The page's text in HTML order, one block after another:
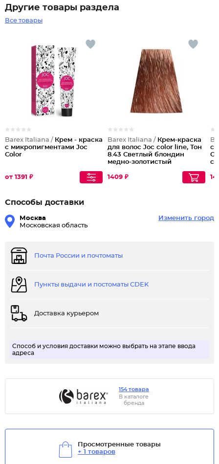
Другие товары раздела
Все товары
Barex Italiana / Крем - краска
с микропигментами Joc
Color
от 1391 ₽
Barex Italiana / Крем-краска
для волос Joc color line, Тон
8.43 Светлый блондин
медно-золотистый
1409 ₽
с
Способы доставки
Москва
Московская область
Изменить город
Почта России и почтоматы
Пункты выдачи и постоматы CDEK
Доставка курьером
Способ и условия доставки можно выбрать на этапе ввода
адреса
154 товара
В каталоге
бренда
Просмотренные товары
+ 1 товаров